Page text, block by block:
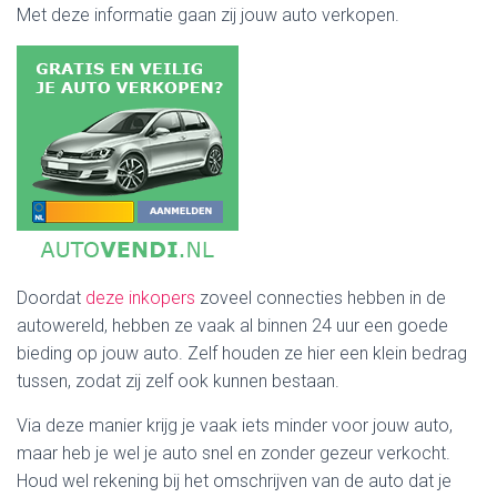
Met deze informatie gaan zij jouw auto verkopen.
Doordat deze inkopers zoveel connecties hebben in de
autowereld, hebben ze vaak al binnen 24 uur een goede
bieding op jouw auto. Zelf houden ze hier een klein bedrag
tussen, zodat zij zelf ook kunnen bestaan.
Via deze manier krijg je vaak iets minder voor jouw auto,
maar heb je wel je auto snel en zonder gezeur verkocht.
Houd wel rekening bij het omschrijven van de auto dat je